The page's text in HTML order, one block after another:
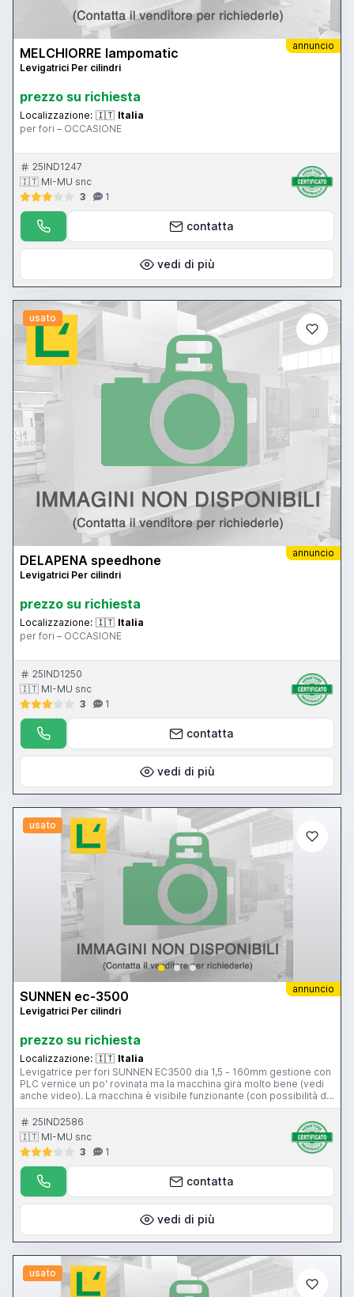
annuncio
MELCHIORRE lampomatic
Levigatrici Per cilindri
prezzo su richiesta
Localizzazione: 🇮🇹 Italia
per fori – OCCASIONE
25IND1247
🇮🇹 MI-MU snc
3
1
contatta
vedi di più
usato
annuncio
DELAPENA speedhone
Levigatrici Per cilindri
prezzo su richiesta
Localizzazione: 🇮🇹 Italia
per fori – OCCASIONE
25IND1250
🇮🇹 MI-MU snc
3
1
contatta
vedi di più
usato
annuncio
SUNNEN ec-3500
Levigatrici Per cilindri
prezzo su richiesta
Localizzazione: 🇮🇹 Italia
Levigatrice per fori SUNNEN EC3500 dia 1,5 - 160mm gestione con
PLC vernice un po' rovinata ma la macchina gira molto bene (vedi
anche video). La macchina è visibile funzionante (con possibilità di
prove) nel ns magazzino di Gussago (BS) Per informazioni e prezzi
contattateci senza impegno. Mimu Macchine Utensili Lappatrice
per fori Levigatrice Honing machine Hohnmaschine
25IND2586
🇮🇹 MI-MU snc
3
1
contatta
vedi di più
usato